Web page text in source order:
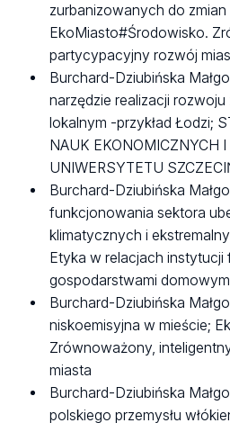
zurbanizowanych do zmian
EkoMiasto#Środowisko.
partycypacyjny rozwój
Burchard-Dziubińska
narzędzie realizacji
lokalnym -przykład Łodzi;
NAUK EKONOMICZNYCH
UNIWERSYTETU
Burchard-Dziubińska
funkcjonowania sektora
klimatycznych i
Etyka w relacjach
gospodarstwami
Burchard-Dziubińska
niskoemisyjna w mieście;
Zrównoważony,
miasta
Burchard-Dziubińska
polskiego przemysłu